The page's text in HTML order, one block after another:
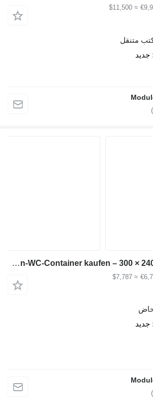
Module-T Behinderten-WC-Container kaufen – 300 × 240 cm, 7,2 m² | NEU